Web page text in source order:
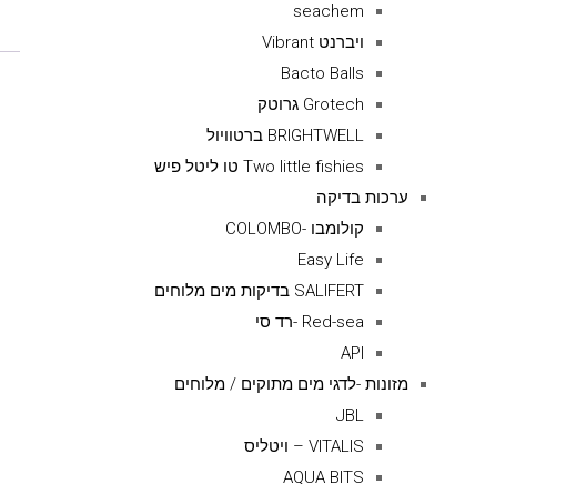
seachem
ויברנט Vibrant
Bacto Balls
Grotech גרוטק
BRIGHTWELL ברטוויול
Two little fishies טו ליטל פיש
ערכות בדיקה
קולומבו -COLOMBO
Easy Life
SALIFERT בדיקות מים מלוחים
Red-sea -רד סי
API
מזונות -לדגי מים מתוקים / מלוחים
JBL
VITALIS – ויטליס
AQUA BITS